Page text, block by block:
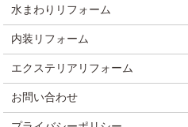
水まわりリフォーム
内装リフォーム
エクステリアリフォーム
お問い合わせ